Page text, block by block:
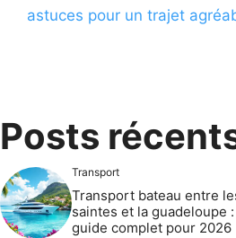
astuces pour un trajet
Posts
Transport
Transport bateau entre
saintes et la guadeloupe :
guide complet pour 2026